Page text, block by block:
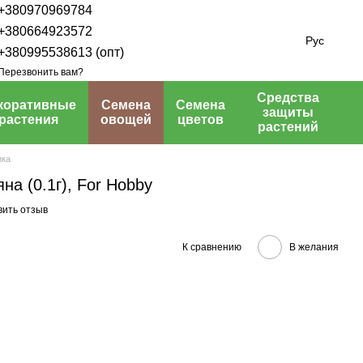
(опт)
вам?
Рус
растения
Семена
овощей
Семена
цветов
Средства
защиты
растений
(0.1г), For Hobby
отзыв
К сравнению В желания